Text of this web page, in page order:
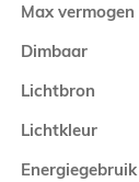
Max vermogen
Dimbaar
Lichtbron
Lichtkleur
Energiegebruik